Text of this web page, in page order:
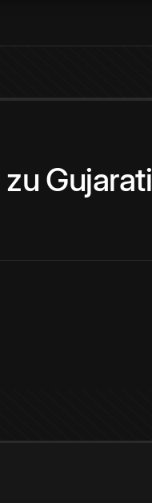
zu Gujarati